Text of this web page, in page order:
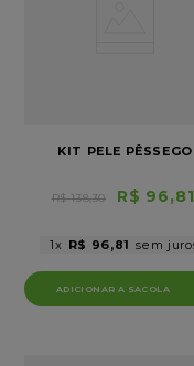
KIT PELE PÊSSEGO
R$ 96,81
R$ 138,30
1 R$ 96,81